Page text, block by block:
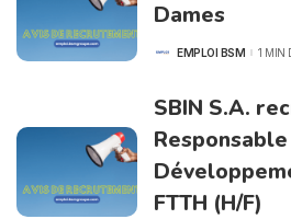
Dames
POSTEDEMPLOI BSM 1 MIN
SBIN S.A.
FTTH (H/F)